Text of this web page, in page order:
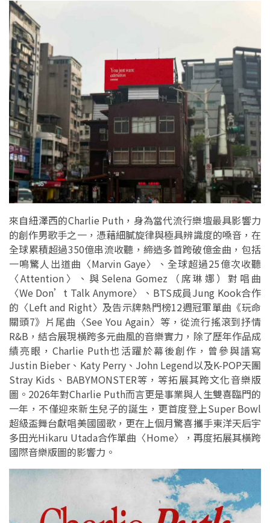
來自紐澤西的Charlie Puth，身為當代流行樂壇最具影響力
的創作男歌手之一，憑藉細膩旋律與極具辨識度的嗓音，在
全球累積超過350億串流收聽，締造多首跨破億金曲，包括
一鳴驚人出道曲〈Marvin Gaye〉、全球超過25億次收聽
〈Attention〉、與Selena Gomez（席琳娜）對唱曲
〈We Don’t Talk Anymore〉、BTS成員Jung Kook合作
的〈Left and Right〉及告示牌熱門榜12週冠軍單曲《玩命
關頭7》片尾曲〈See You Again〉等，從流行搖滾到抒情
R&B，結合展現橫跨多元曲風的音樂實力，除了歷年作品成
績亮眼，Charlie Puth也活躍於幕後創作，曾參與譜寫
Justin Bieber、Katy Perry、John Legend以及K-POP天團
Stray Kids、BABYMONSTER等，等拓展其跨文化音樂版
圖。2026年對Charlie Puth而言更是事業與人生雙喜臨門的
一年，不僅迎來新生兒子的誕生，更首度登上Super Bowl
超級盃舞台獻唱美國國歌，更在上個月驚喜攜手東洋天后宇
多田光Hikaru Utada合作單曲〈Home〉，再度拓展其橫跨
國際音樂版圖的影響力。